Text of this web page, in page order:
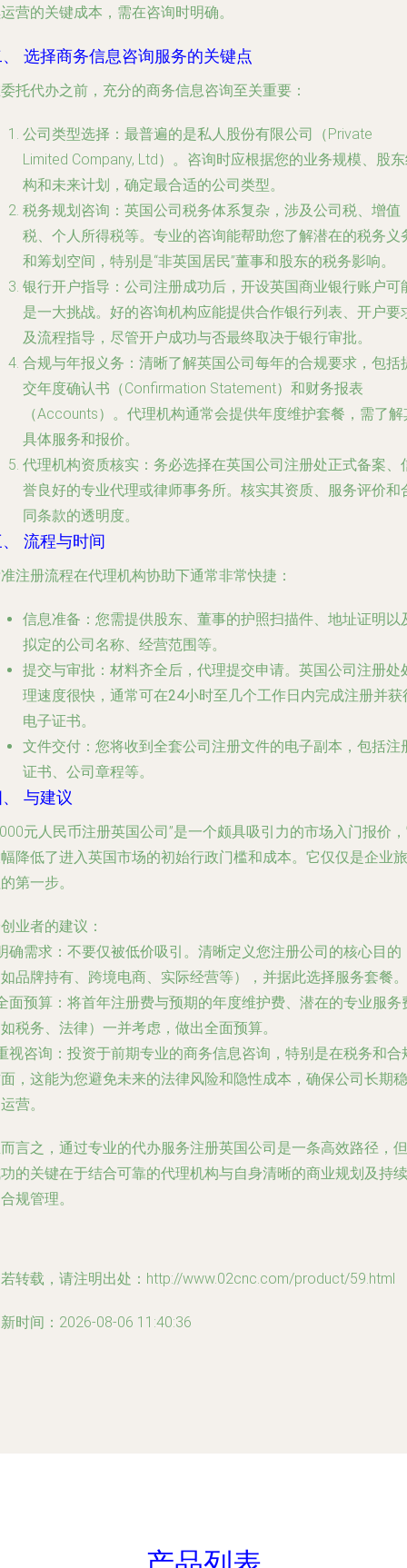
营的关键成本，需在咨询时明确。
选择商务信息咨询服务的关键点
托代办之前，充分的商务信息咨询至关重要：
公司类型选择 ：最普遍的是私人股份有限公司（Private
Limited Company, Ltd）。咨询时应根据您的业务规模、股
构和未来计划，确定最合适的公司类型。
税务规划咨询 ：英国公司税务体系复杂，涉及公司税、增值
税、个人所得税等。专业的咨询能帮助您了解潜在的税务义
和筹划空间，特别是“非英国居民”董事和股东的税务影响。
银行开户指导 ：公司注册成功后，开设英国商业银行账户可
是一大挑战。好的咨询机构应能提供合作银行列表、开户要
及流程指导，尽管开户成功与否最终取决于银行审批。
合规与年报义务 ：清晰了解英国公司每年的合规要求，包括
交年度确认书（Confirmation Statement）和财务报表
（Accounts）。代理机构通常会提供年度维护套餐，需了解
具体服务和报价。
代理机构资质核实 ：务必选择在英国公司注册处正式备案、
誉良好的专业代理或律师事务所。核实其资质、服务评价和
同条款的透明度。
流程与时间
注册流程在代理机构协助下通常非常快捷：
信息准备 ：您需提供股东、董事的护照扫描件、地址证明以
拟定的公司名称、经营范围等。
提交与审批 ：材料齐全后，代理提交申请。英国公司注册处
理速度很快，通常可在24小时至几个工作日内完成注册并获
电子证书。
文件交付 ：您将收到全套公司注册文件的电子副本，包括注
证书、公司章程等。
与建议
元人民币注册英国公司”是一个颇具吸引力的市场入门报价
降低了进入英国市场的初始行政门槛和成本。它仅仅是企业旅
第一步。
业者的建议 ：
确需求 ：不要仅被低价吸引。清晰定义您注册公司的核心目的
品牌持有、跨境电商、实际经营等），并据此选择服务套餐。
面预算 ：将首年注册费与预期的年度维护费、潜在的专业服务
税务、法律）一并考虑，做出全面预算。
视咨询 ：投资于前期专业的商务信息咨询，特别是在税务和合
，这能为您避免未来的法律风险和隐性成本，确保公司长期稳
营。
言之，通过专业的代办服务注册英国公司是一条高效路径，但
的关键在于结合可靠的代理机构与自身清晰的商业规划及持续
规管理。
转载，请注明出处：http://www.02cnc.com/product/59.html
时间：2026-08-06 11:40:36